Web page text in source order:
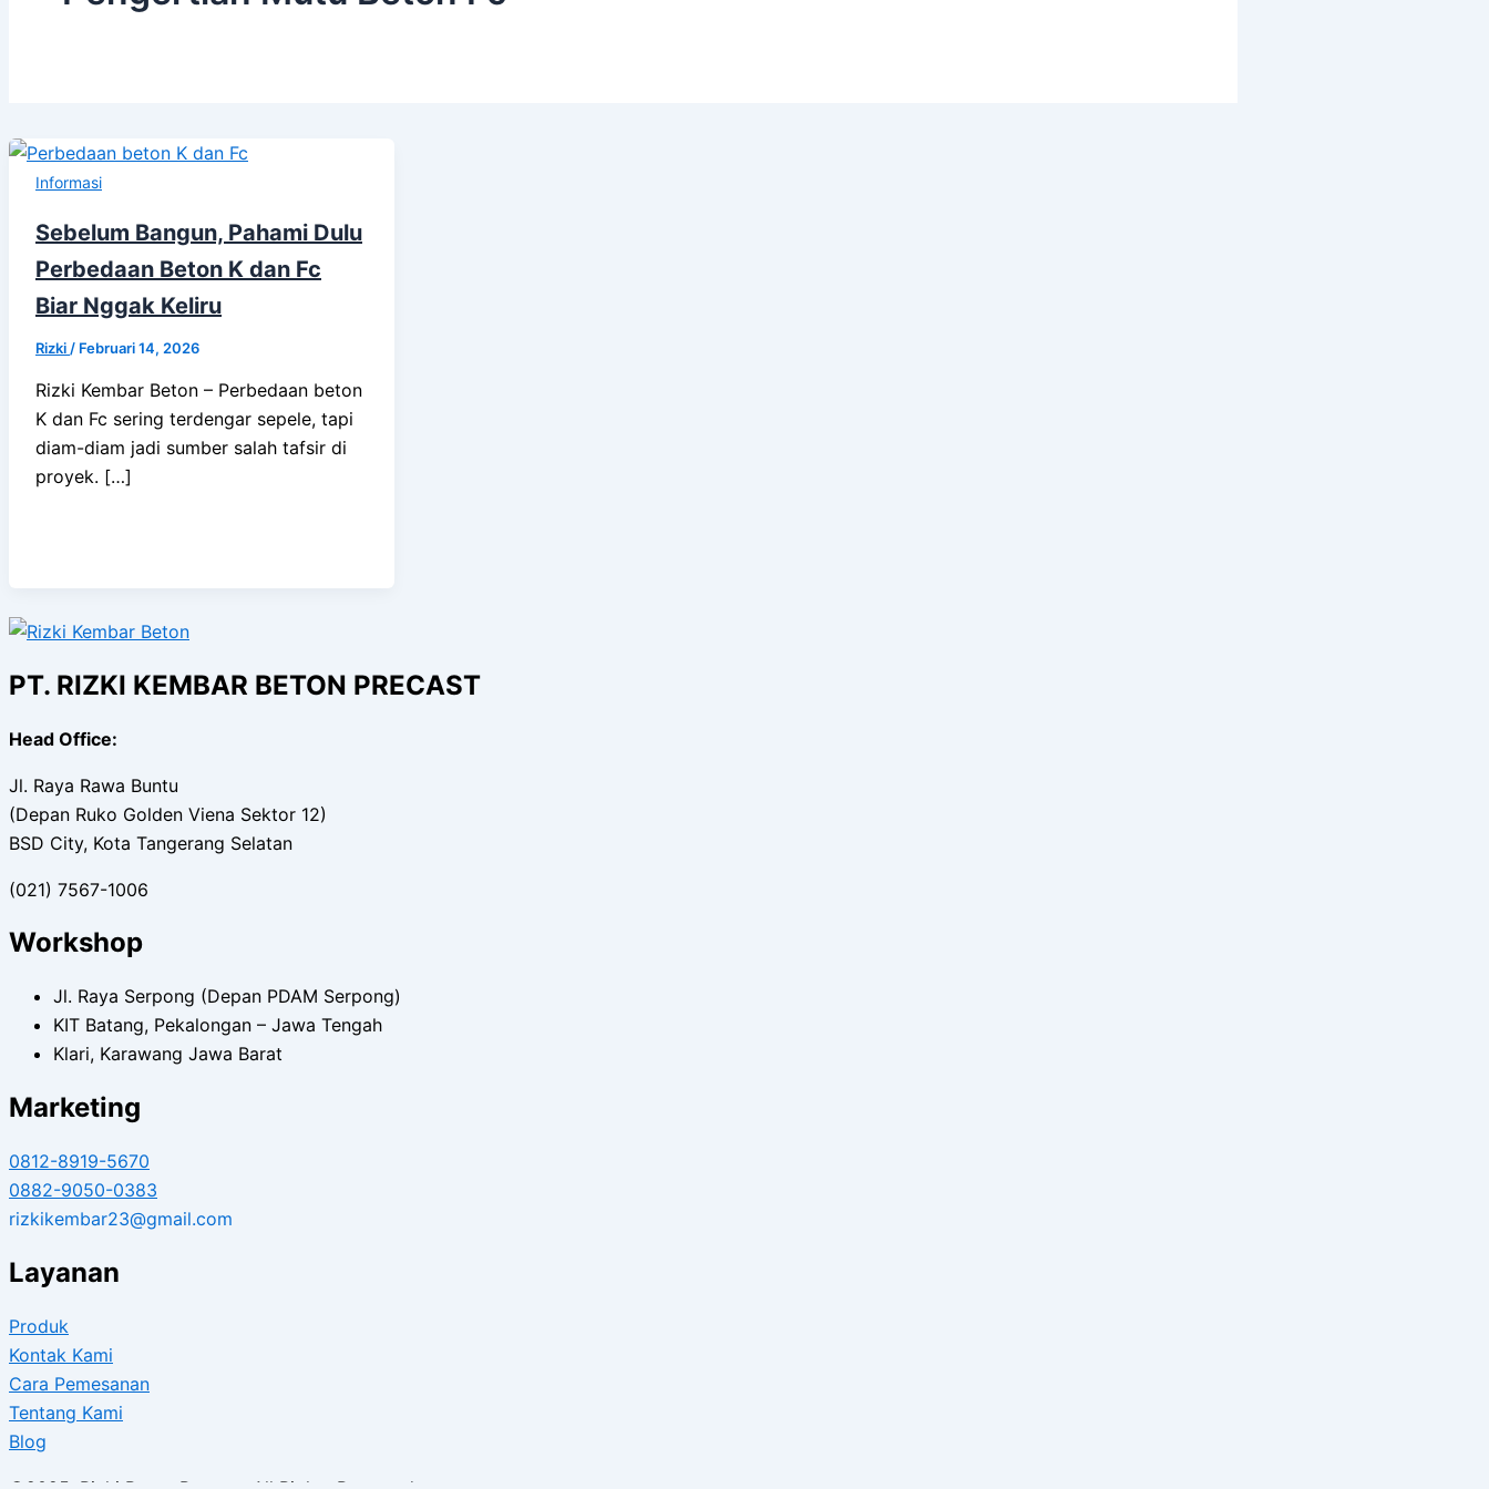
Informasi
Sebelum Bangun, Pahami Dulu
Perbedaan Beton K dan Fc
Biar Nggak Keliru
Rizki / Februari 14, 2026
Rizki Kembar Beton – Perbedaan beton
K dan Fc sering terdengar sepele, tapi
diam-diam jadi sumber salah tafsir di
proyek. […]
PT. RIZKI KEMBAR BETON PRECAST
Head Office:
Jl. Raya Rawa Buntu
(Depan Ruko Golden Viena Sektor 12)
BSD City, Kota Tangerang Selatan
(021) 7567-1006
Workshop
Jl. Raya Serpong (Depan PDAM Serpong)
KIT Batang, Pekalongan – Jawa Tengah
Klari, Karawang Jawa Barat
Marketing
0812-8919-5670
0882-9050-0383
rizkikembar23@gmail.com
Layanan
Produk
Kontak Kami
Cara Pemesanan
Tentang Kami
Blog